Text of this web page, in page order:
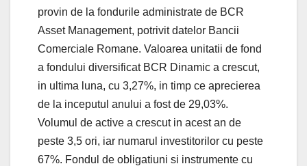
provin de la fondurile administrate de BCR
Asset Management, potrivit datelor Bancii
Comerciale Romane. Valoarea unitatii de fond
a fondului diversificat BCR Dinamic a crescut,
in ultima luna, cu 3,27%, in timp ce aprecierea
de la inceputul anului a fost de 29,03%.
Volumul de active a crescut in acest an de
peste 3,5 ori, iar numarul investitorilor cu peste
67%. Fondul de obligatiuni si instrumente cu